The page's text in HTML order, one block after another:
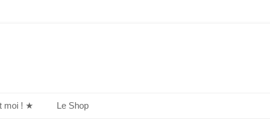
moi ! ★ Le Shop